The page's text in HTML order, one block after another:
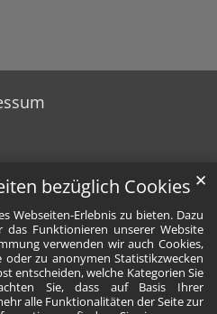
bezüglich Cookies
Webseiten-Erlebnis zu bieten. Dazu
Funktionieren unserer Website
verwenden wir auch Cookies,
zu anonymen Statistikzwecken
entscheiden, welche Kategorien Sie
Sie, dass auf Basis Ihrer
alle Funktionalitäten der Seite zur
✕